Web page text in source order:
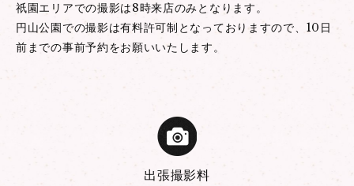
祇園エリアでの撮影は8時来店のみとなります。
円山公園での撮影は有料許可制となっておりますので、10日
前までの事前予約をお願いいたします。
出張撮影料